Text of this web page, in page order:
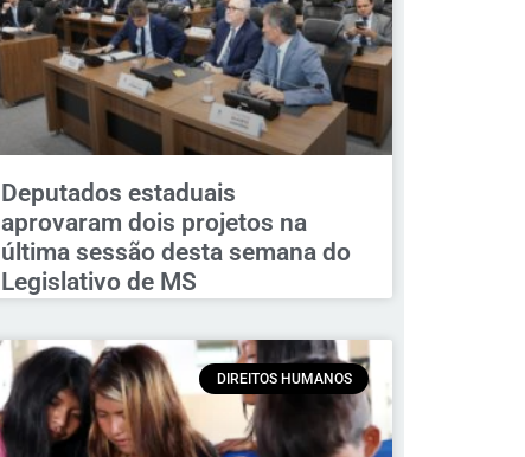
Deputados estaduais
aprovaram dois projetos na
última sessão desta semana do
Legislativo de MS
DIREITOS HUMANOS